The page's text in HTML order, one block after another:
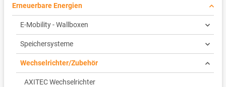
Erneuerbare Energien
E-Mobility - Wallboxen
Speichersysteme
Wechselrichter/Zubehör
AXITEC Wechselrichter